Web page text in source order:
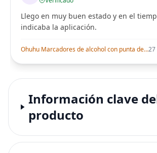
Llego en muy buen estado y en el
indicaba la aplicación.
Ohuhu Marcadores de alcohol con punta de pincel – Juego de marcadores artísticos de doble punta con certificación AP para artistas adultos27
Información clave
producto